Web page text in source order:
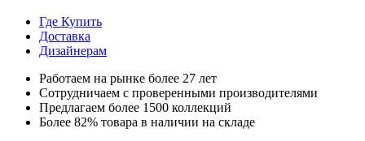
Где Купить
Доставка
Дизайнерам
Работаем на рынке более 27 лет
Сотрудничаем с проверенными производителями
Предлагаем более 1500 коллекций
Более 82% товара в наличии на складе